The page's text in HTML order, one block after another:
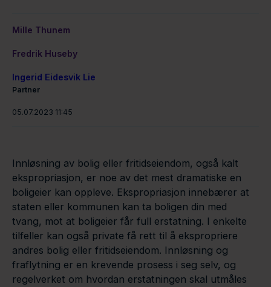
Mille Thunem
Fredrik Huseby
Ingerid Eidesvik Lie
Partner
05.07.2023 11:45
Innløsning av bolig eller fritidseiendom, også kalt
ekspropriasjon, er noe av det mest dramatiske en
boligeier kan oppleve. Ekspropriasjon innebærer at
staten eller kommunen kan ta boligen din med
tvang, mot at boligeier får full erstatning. I enkelte
tilfeller kan også private få rett til å ekspropriere
andres bolig eller fritidseiendom. Innløsning og
fraflytning er en krevende prosess i seg selv, og
regelverket om hvordan erstatningen skal utmåles